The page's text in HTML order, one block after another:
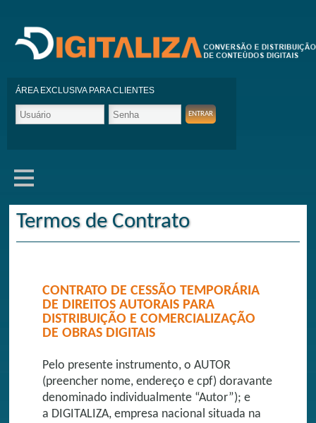
ÁREA EXCLUSIVA PARA CLIENTES
Termos de Contrato
CONTRATO DE CESSÃO TEMPORÁRIA
DE DIREITOS AUTORAIS PARA
DISTRIBUIÇÃO E COMERCIALIZAÇÃO
DE OBRAS DIGITAIS
Pelo presente instrumento, o AUTOR
(preencher nome, endereço e cpf) doravante
denominado individualmente “Autor”); e
a DIGITALIZA, empresa nacional situada na